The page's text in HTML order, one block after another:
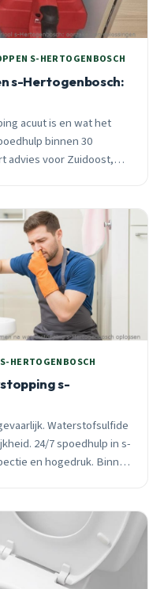
S-HERTOGENBOSCH
s-Hertogenbosch:
acuut is en wat het
binnen 30
advies voor Zuidoost,
HERTOGENBOSCH
s-
Waterstofsulfide
24/7 spoedhulp in s-
en hogedruk. Binnen